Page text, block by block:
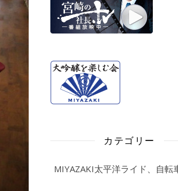
カテゴリー
MIYAZAKI太平洋ライド、自転